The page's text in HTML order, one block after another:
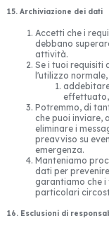
15. Archiviazione dei dati
Accetti che i
debbano
attività.
Se i tuoi requisiti
l'utilizzo
Potremmo, di
che puoi inviare,
eliminare i
preavviso su
emergenza.
Manteniamo
dati per
garantiamo che i
particolari
16. Esclusioni di